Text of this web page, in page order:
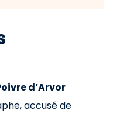
d’Arvor
accusé de